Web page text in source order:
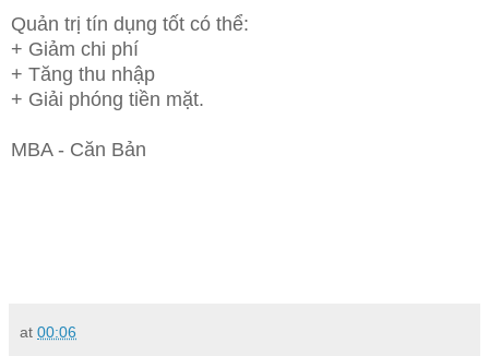
Quản trị tín dụng tốt có thể:
+ Giảm chi phí
+ Tăng thu nhập
+ Giải phóng tiền mặt.
MBA - Căn Bản
at 00:06